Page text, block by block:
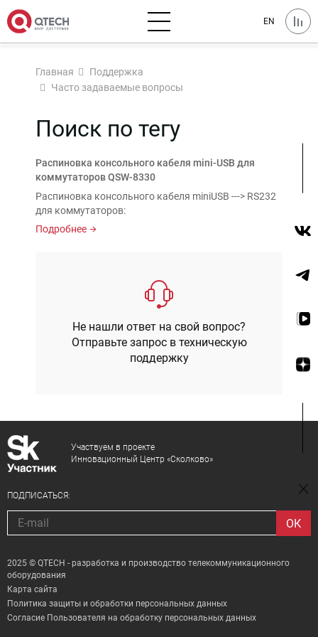
EN
Главная
Поддержка
Часто задаваемые вопросы
Поиск по тегу
Распиновка консольного кабеля mini-USB для
коммутаторов QSW-8330
Распиновка консольного кабеля miniUSB ---> RS232
для коммутаторов:
Подробнее
Не нашли ответ на свой вопрос?
Отправьте запрос в техническую
поддержку
Участвуем в проекте
Инновационный Центр «Сколково»
ПОДПИСАТЬСЯ:
2025 © QTECH - разработка и производство телекоммуникационного
оборудования
Карта сайта
Политика защиты и обработки персональных данных
Согласие Пользователя на обработку персональных данных